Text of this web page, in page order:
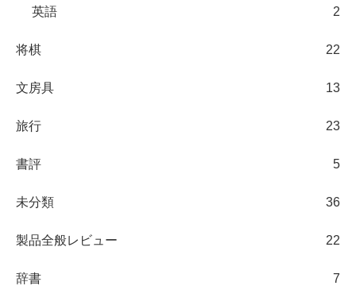
英語 2
将棋 22
文房具 13
旅行 23
書評 5
未分類 36
製品全般レビュー 22
辞書 7